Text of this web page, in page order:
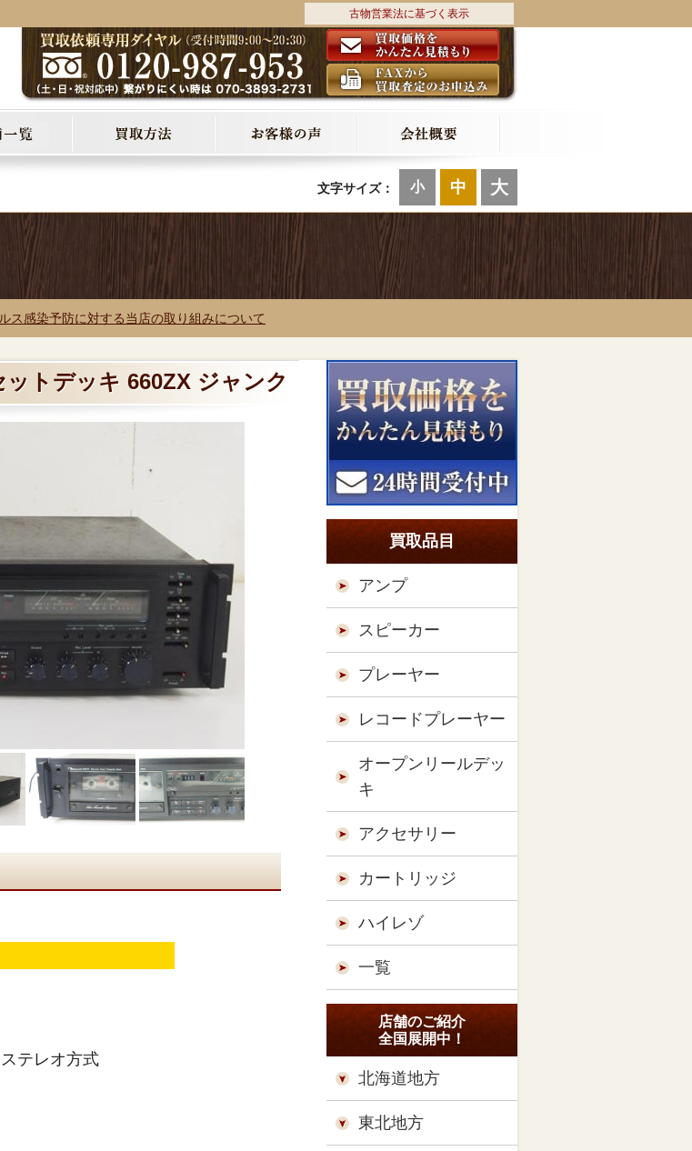
古物営業法に基づく表示
文字サイズ： 小 中 大
ス感染予防に対する当店の取り組みについて
トデッキ 660ZX ジャンク
テレオ方式
買取品目
アンプ
スピーカー
プレーヤー
レコードプレーヤー
オープンリールデッ
キ
アクセサリー
カートリッジ
ハイレゾ
一覧
店舗のご紹介
全国展開中！
北海道地方
東北地方